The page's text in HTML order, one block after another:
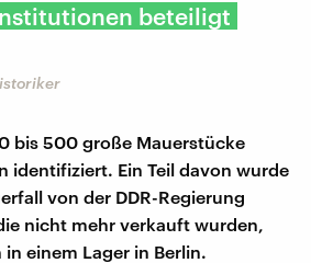
beteiligt
bis 500 große Mauerstücke
identifiziert. Ein Teil davon wurde
von der DDR-Regierung
nicht mehr verkauft wurden,
einem Lager in Berlin.